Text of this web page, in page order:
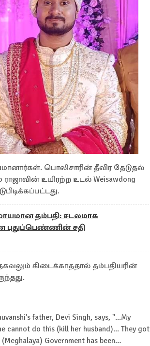
பொலிசாரின் தீவிர தேடுதல்
உயிரற்ற உடல் Weisawdong
தம்பதி: சடலமாக
புதுப்பெண்ணின் சதி
கிடைக்காததால் தம்பதியரின்
father, Devi Singh, says, "...My
cannot do this (kill her husband)... They got
Government has been…